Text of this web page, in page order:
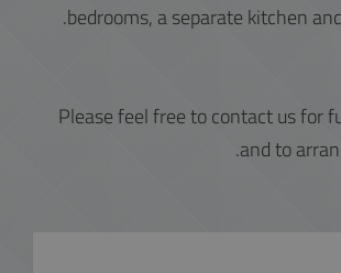
bedrooms, a separate kitchen
Please feel free to contact us for
and to